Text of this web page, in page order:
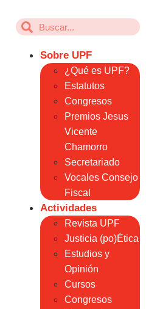
Sobre UPF
¿Qué es UPF?
Estatutos
Congresos
Premios Jesus
Vicente
Chamorro
Secretariado
Vocales Consejo
Fiscal
Actividades
Revista UPF
Justicia (po)Ética
Estudios y
Opinión
Cursos
Congresos